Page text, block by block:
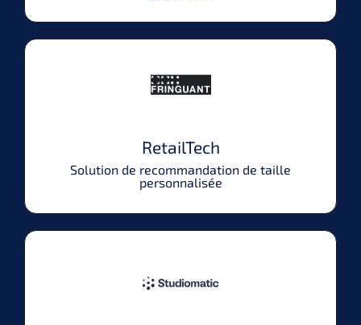
RetailTech
Solution de recommandation de taille
personnalisée